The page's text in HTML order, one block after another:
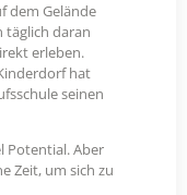
dem Gelände
täglich daran
erleben.
hat
seinen
Potential. Aber
Zeit, um sich zu